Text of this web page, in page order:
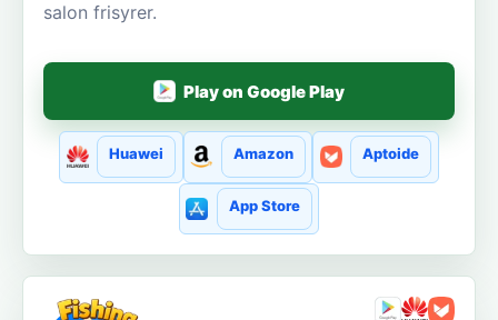
salon frisyrer.
Play on Google Play
Huawei Amazon Aptoide
App Store